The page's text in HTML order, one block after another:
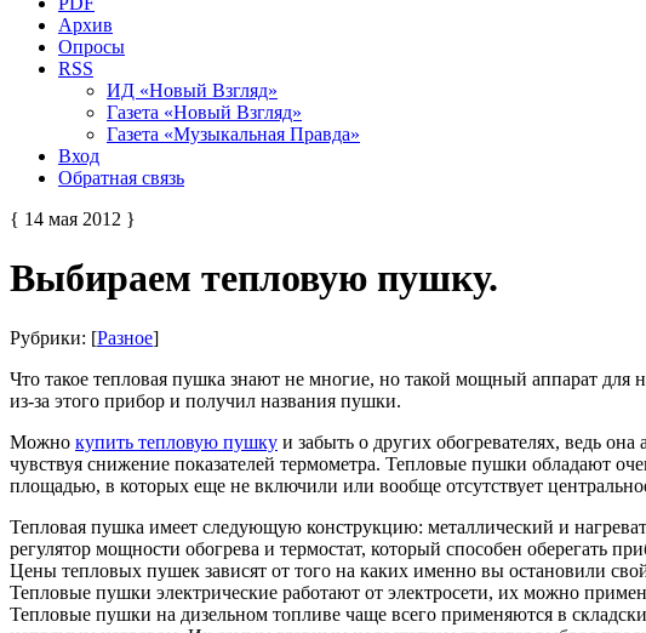
Архив
Опросы
RSS
ИД «Новый Взгляд»
Газета «Новый Взгляд»
Газета «Музыкальная Правда»
Вход
Обратная связь
{ 14 мая 2012 }
Выбираем тепловую пушку.
Рубрики: [Разное]
Что такое тепловая пушка знают не многие, но такой мощный аппарат для
из-за этого прибор и получил названия пушки.
Можно купить тепловую пушку и забыть о других обогревателях, ведь
чувствуя снижение показателей термометра. Тепловые пушки обладают
площадью, в которых еще не включили или вообще отсутствует
Тепловая пушка имеет следующую конструкцию: металлический и
регулятор мощности обогрева и термостат, который способен оберегать
Цены тепловых пушек зависят от того на каких именно вы остановили
Тепловые пушки электрические работают от электросети, их можно
Тепловые пушки на дизельном топливе чаще всего применяются в